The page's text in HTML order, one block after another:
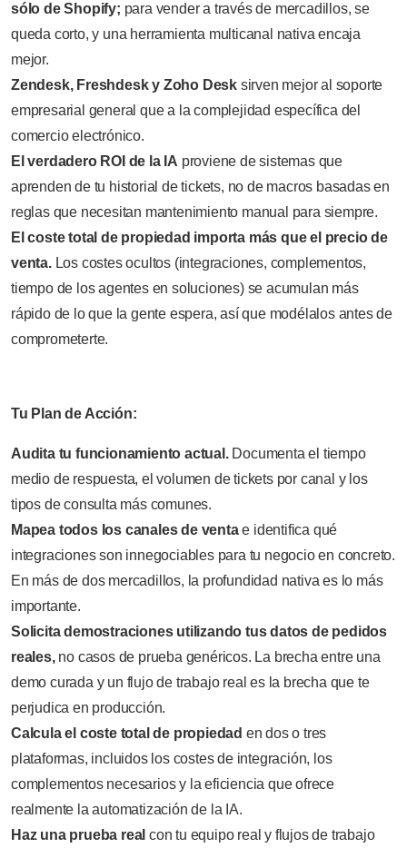
sólo de Shopify; para vender a través de mercadillos, se
queda corto, y una herramienta multicanal nativa encaja
mejor.
Zendesk, Freshdesk y Zoho Desk sirven mejor al soporte
empresarial general que a la complejidad específica del
comercio electrónico.
El verdadero ROI de la IA proviene de sistemas que
aprenden de tu historial de tickets, no de macros basadas en
reglas que necesitan mantenimiento manual para siempre.
El coste total de propiedad importa más que el precio de
venta.Los costes ocultos (integraciones, complementos,
tiempo de los agentes en soluciones) se acumulan más
rápido de lo que la gente espera, así que modélalos antes de
comprometerte.
Tu Plan de Acción:
Audita tu funcionamiento actual.Documenta el tiempo
medio de respuesta, el volumen de tickets por canal y los
tipos de consulta más comunes.
Mapea todos los canales de ventae identifica qué
integraciones son innegociables para tu negocio en concreto.
En más de dos mercadillos, la profundidad nativa es lo más
importante.
Solicita demostraciones utilizando tus datos de pedidos
reales,no casos de prueba genéricos. La brecha entre una
demo curada y un flujo de trabajo real es la brecha que te
perjudica en producción.
Calcula el coste total de propiedad en dos o tres
plataformas, incluidos los costes de integración, los
complementos necesarios y la eficiencia que ofrece
realmente la automatización de la IA.
Haz una prueba real con tu equipo real y flujos de trabajo